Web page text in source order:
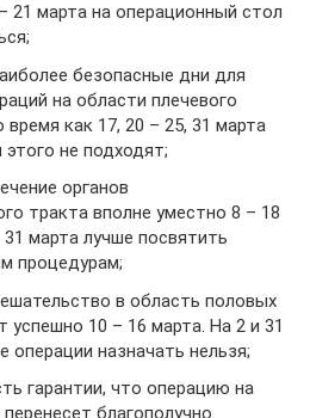
21 марта на операционный стол
безопасные дни для
на области плечевого
время как 17, 20 – 25, 31 марта
не подходят;
органов
тракта вполне уместно 8 – 18
31 марта лучше посвятить
процедурам;
в область половых
успешно 10 – 16 марта. На 2 и 31
операции назначать нельзя;
гарантии, что операцию на
благополучно.